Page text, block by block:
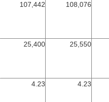
107,442 108,076
25,400 25,550
4.23 4.23